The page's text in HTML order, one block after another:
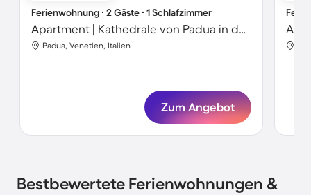
Ferienwohnung ∙ 2 Gäste ∙ 1 Schlafzimmer
Apartment | Kathedrale von Padua in der Nähe
Padua, Venetien, Italien
Zum Angebot
Bestbewertete Ferienwohnungen &